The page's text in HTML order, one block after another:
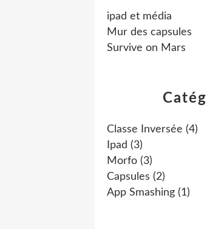
Classe Inversée (4)
Ipad (3)
Morfo (3)
Capsules (2)
App Smashing (1)
ipad et média
Mur des capsules
Survive on Mars